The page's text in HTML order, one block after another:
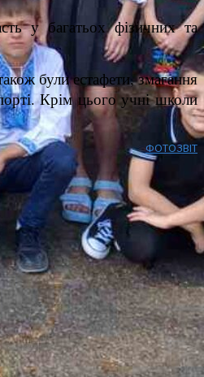
у багатьох фізичних та
були естафети, змагання
Крім цього учні школи
ФОТОЗВІТ